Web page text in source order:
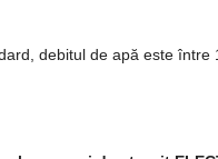
debitul de apă este între